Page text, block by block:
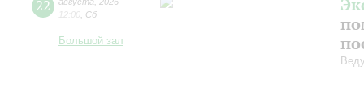
22
12:00 Сб
Большой зал